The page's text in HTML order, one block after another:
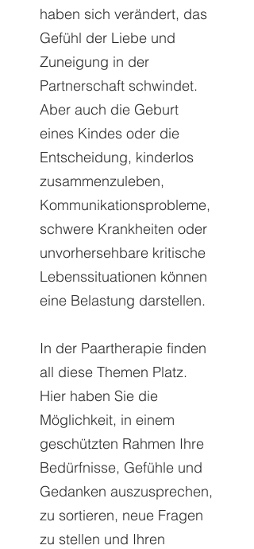
haben sich verändert, das
Gefühl der Liebe und
Zuneigung in der
Partnerschaft schwindet.
Aber auch die Geburt
eines Kindes oder die
Entscheidung, kinderlos
zusammenzuleben,
Kommunikationsprobleme,
schwere Krankheiten oder
unvorhersehbare kritische
Lebenssituationen können
eine Belastung darstellen.
In der Paartherapie finden
all diese Themen Platz.
Hier haben Sie die
Möglichkeit, in einem
geschützten Rahmen Ihre
Bedürfnisse, Gefühle und
Gedanken auszusprechen,
zu sortieren, neue Fragen
zu stellen und Ihren